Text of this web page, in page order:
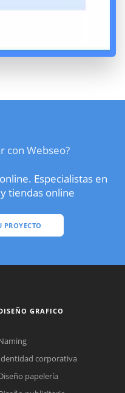
con Webseo?
Especialistas en
tiendas online
PROYECTO
GRAFICO
corporativa
papelería